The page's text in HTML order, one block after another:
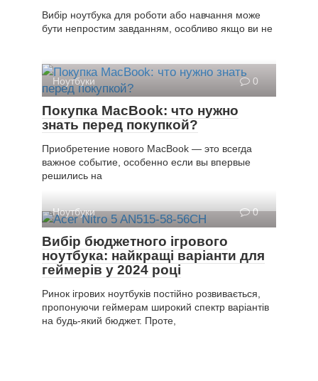
Вибір ноутбука для роботи або навчання може
бути непростим завданням, особливо якщо ви не
Ноутбуки 0
Покупка MacBook: что нужно
знать перед покупкой?
Приобретение нового MacBook — это всегда
важное событие, особенно если вы впервые
решились на
Ноутбуки 0
Вибір бюджетного ігрового
ноутбука: найкращі варіанти для
геймерів у 2024 році
Ринок ігрових ноутбуків постійно розвивається,
пропонуючи геймерам широкий спектр варіантів
на будь-який бюджет. Проте,